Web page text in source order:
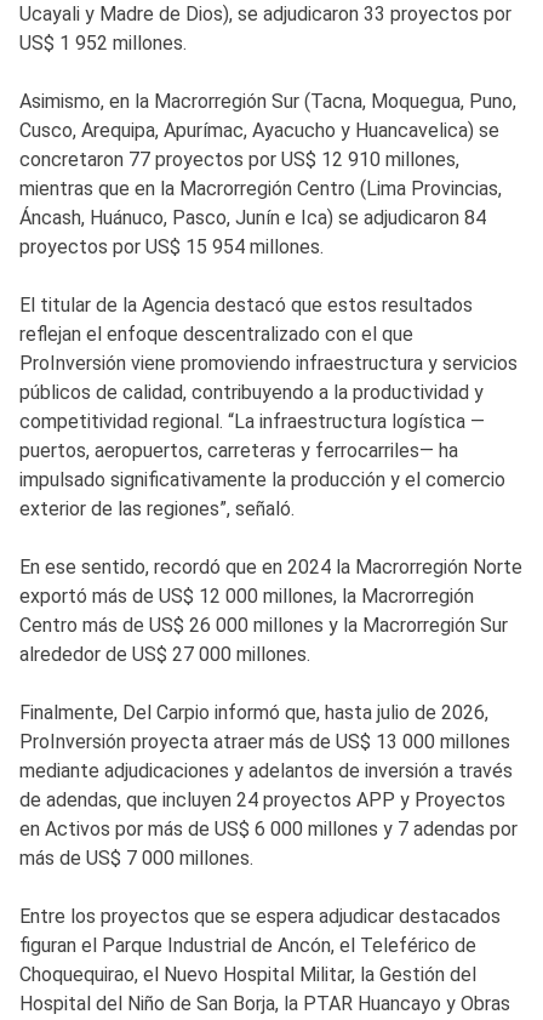
Ucayali y Madre de Dios), se adjudicaron 33 proyectos por
US$ 1 952 millones.
Asimismo, en la Macrorregión Sur (Tacna, Moquegua, Puno,
Cusco, Arequipa, Apurímac, Ayacucho y Huancavelica) se
concretaron 77 proyectos por US$ 12 910 millones,
mientras que en la Macrorregión Centro (Lima Provincias,
Áncash, Huánuco, Pasco, Junín e Ica) se adjudicaron 84
proyectos por US$ 15 954 millones.
El titular de la Agencia destacó que estos resultados
reflejan el enfoque descentralizado con el que
ProInversión viene promoviendo infraestructura y servicios
públicos de calidad, contribuyendo a la productividad y
competitividad regional. “La infraestructura logística —
puertos, aeropuertos, carreteras y ferrocarriles— ha
impulsado significativamente la producción y el comercio
exterior de las regiones”, señaló.
En ese sentido, recordó que en 2024 la Macrorregión Norte
exportó más de US$ 12 000 millones, la Macrorregión
Centro más de US$ 26 000 millones y la Macrorregión Sur
alrededor de US$ 27 000 millones.
Finalmente, Del Carpio informó que, hasta julio de 2026,
ProInversión proyecta atraer más de US$ 13 000 millones
mediante adjudicaciones y adelantos de inversión a través
de adendas, que incluyen 24 proyectos APP y Proyectos
en Activos por más de US$ 6 000 millones y 7 adendas por
más de US$ 7 000 millones.
Entre los proyectos que se espera adjudicar destacados
figuran el Parque Industrial de Ancón, el Teleférico de
Choquequirao, el Nuevo Hospital Militar, la Gestión del
Hospital del Niño de San Borja, la PTAR Huancayo y Obras